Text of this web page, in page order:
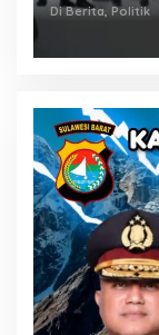
Di Berita, Politik